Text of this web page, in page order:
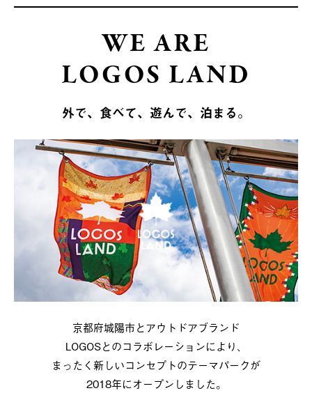
WE ARE
LOGOS LAND
外で、食べて、遊んで、泊まる。
京都府城陽市とアウトドアブランド
LOGOSとのコラボレーションにより、
まったく新しいコンセプトのテーマパークが
2018年にオープンしました。